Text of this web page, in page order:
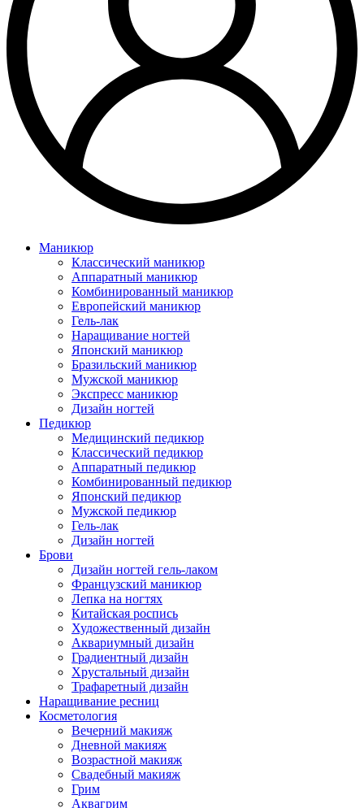
Маникюр
Классический маникюр
Аппаратный маникюр
Комбинированный маникюр
Европейский маникюр
Гель-лак
Наращивание ногтей
Японский маникюр
Бразильский маникюр
Мужской маникюр
Экспресс маникюр
Дизайн ногтей
Педикюр
Медицинский педикюр
Классический педикюр
Аппаратный педикюр
Комбинированный педикюр
Японский педикюр
Мужской педикюр
Гель-лак
Дизайн ногтей
Брови
Дизайн ногтей гель-лаком
Французский маникюр
Лепка на ногтях
Китайская роспись
Художественный дизайн
Аквариумный дизайн
Градиентный дизайн
Хрустальный дизайн
Трафаретный дизайн
Наращивание ресниц
Косметология
Вечерний макияж
Дневной макияж
Возрастной макияж
Свадебный макияж
Грим
Аквагрим